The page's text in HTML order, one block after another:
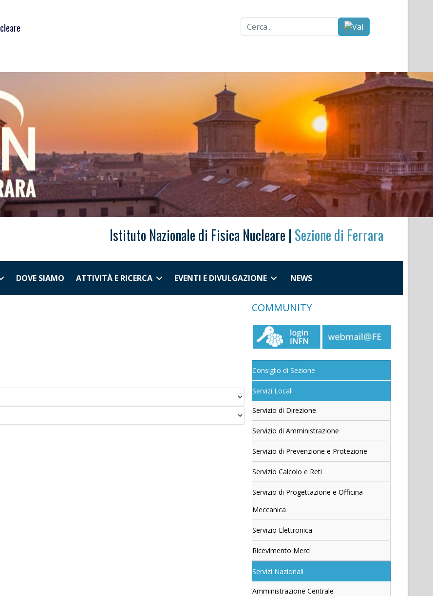
Cerca...
Istituto Nazionale di Fisica Nucleare | Sezione di Ferrara
DOVE SIAMO ATTIVITÀ E RICERCA EVENTI E DIVULGAZIONE
NEWS
COMMUNITY
Consiglio di Sezione
Servizi Locali
Servizio di Direzione
Servizio di Amministrazione
Servizio di Prevenzione e Protezione
Servizio Calcolo e Reti
Servizio di Progettazione e Officina
Meccanica
Servizio Elettronica
Ricevimento Merci
Servizi Nazionali
Amministrazione Centrale